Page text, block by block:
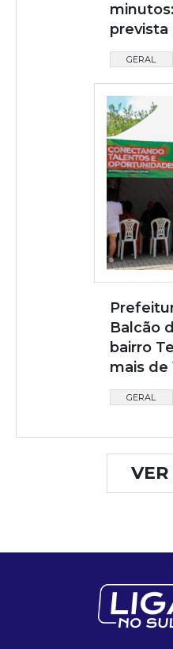
prevista
GERAL
Balcão
bairro
mais de
GERAL